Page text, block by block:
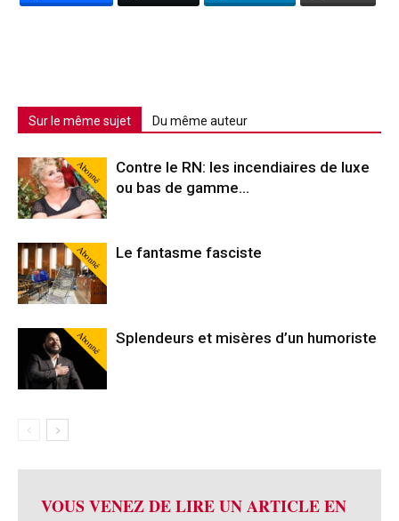
Sur le même sujet Du même auteur
Abonné
Contre le RN: les incendiaires de luxe
ou bas de gamme…
Abonné Le fantasme fasciste
Abonné Splendeurs et misères d’un humoriste
VOUS VENEZ DE LIRE UN ARTICLE EN